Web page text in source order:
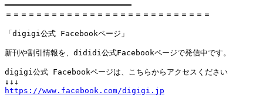
━━━━━━━━━━━━━━━━━━━━━━━━━━━
＝＝＝＝＝＝＝＝＝＝＝＝＝＝＝＝＝＝＝＝＝＝＝＝＝＝＝
「digigi公式 Facebookページ」
新刊や割引情報を、dididi公式Facebookページで発信中です。
digigi公式 Facebookページは、こちらからアクセスください
https://www.facebook.com/digigi.jp